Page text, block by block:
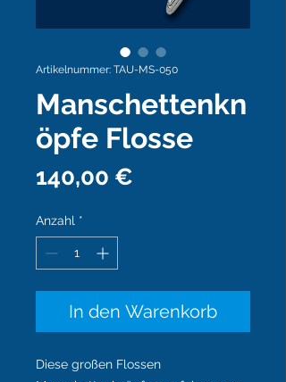
Artikelnummer: TAU-MS-050
Manschettenkn
öpfe Flosse
140,00 €
Anzahl *
In den Warenkorb
Diese großen Flossen